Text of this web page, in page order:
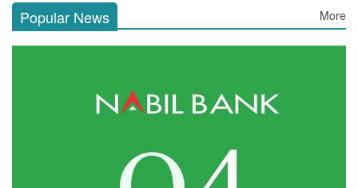
Popular News More